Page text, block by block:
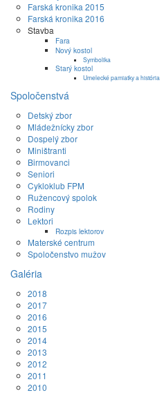
Farská kronika 2015
Farská kronika 2016
Stavba
Fara
Nový kostol
Symbolika
Starý kostol
Umelecké pamiatky a história
Spoločenstvá
Detský zbor
Mládežnícky zbor
Dospelý zbor
Miništranti
Birmovanci
Seniori
Cykloklub FPM
Ružencový spolok
Rodiny
Lektori
Rozpis lektorov
Materské centrum
Spoločenstvo mužov
Galéria
2018
2017
2016
2015
2014
2013
2012
2011
2010